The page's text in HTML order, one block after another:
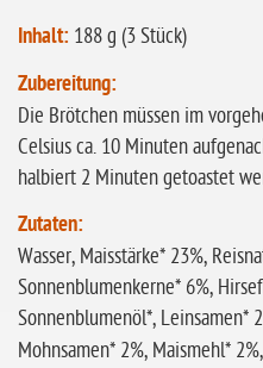
Inhalt: 188 g (3 Stück)
Zubereitung:
Die Brötchen müssen im
Celsius ca. 10 Minuten
halbiert 2 Minuten getoastet
Zutaten:
Wasser, Maisstärke* 23%,
Sonnenblumenkerne* 6%,
Sonnenblumenöl*, Leinsamen*
Mohnsamen* 2%, Maismehl*